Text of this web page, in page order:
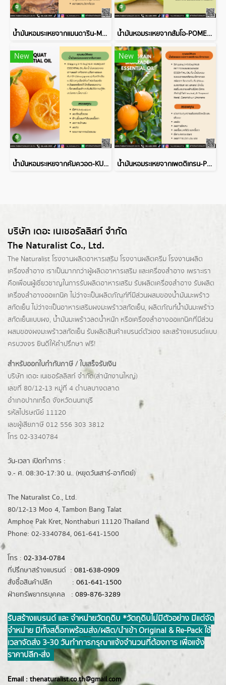
น้ำมันหอมระเหยจากแมนดาริน-MANDARIN ESSENTIAL OIL น้ำมันหอมระเหยจากส้มโอ-POMELO ESSENTIAL OIL
New
น้ำมันหอมระเหยจากคัมควอต-KUMQUAT ESSENTIAL OIL
New
น้ำมันหอมระเหยจากเพตติเกรน-PETITGRAINBIGARADE ESSENTIAL OIL
บริษัท เดอะ เนเชอรัลลิสท์ จำกัด
The Naturalist Co., Ltd.
The Naturalist โรงงานผลิตอาหารเสริม โรงงานผลิตครีม โรงงานผลิต
เครื่องสำอาง เราเป็นมากกว่าผู้ผลิตอาหารเสริม และเครื่องสำอาง เพราะเรา
คือเพื่อนผู้เชี่ยวชาญในการรับผลิตอาหารเสริม รับผลิตเครื่องสำอาง รับผลิต
เครื่องสำอางออแกนิค ไม่ว่าจะเป็นผลิตภัณฑ์ที่มีส่วนผสมของน้ำมันมะพร้าว
สกัดเย็น ไม่ว่าจะเป็นอาหารเสริมผงมะพร้าวสกัดเย็น, ผลิตภัณฑ์น้ำมันมะพร้าว
สกัดเย็นแบบผง, น้ำมันมะพร้าวลดน้ำหนัก หรือเครื่องสำอางออแกนิคที่มีส่วน
ผสมของผงมะพร้าวสกัดเย็น รับผลิตสินค้าแบรนด์ตัวเอง และสร้างแบรนด์แบบ
ครบวงจร ยินดีให้คำปรึกษา ฟรี!
สำหรับออกใบกำกับภาษี / ใบเสร็จรับเงิน
บริษัท เดอะ เนเชอรัลลิสท์ จำกัด(ส่านักงานใหญ่)
เลขที่ 80/12-13 หมู่ที่ 4 ตำบลบางตลาด
อำเภอปากเกร็ด จังหวัดนนทบุรี
รหัสไปรษณีย์ 11120
เลขผู้เสียภาษี 012 556 303 3812
โทร 02-3340784
วัน-เวลา เปิดทำการ :
จ.- ศ. 08:30-17:30 น.. (หยุดวันเสาร์-อาทิตย์)
The Naturalist Co., Ltd.
80/12-13 Moo 4, Tambon Bang Talat
Amphoe Pak Kret, Nonthaburi 11120 Thailand
Phone: 02-3340784, 061-641-1500
โทร : 02-334-0784
ที่ปรึกษาสร้างแบรนด์ : 081-638-0909
สั่งซื้อสินค้าปลีก : 061-641-1500
ฝ่ายทรัพยากรบุคคล : 089-876-3289
รับสร้างแบรนด์ และ จำหน่ายวัตถุดิบ *วัตถุดิบไม่มีตัวอย่าง มีแต่จัด
จำหน่าย มีทั้งสต็อกพร้อมส่ง/ผลิต/นำเข้า Original & Re-Pack ใช้
เวลาจัดส่ง 3-30 วันทำการ กรุณาแจ้งจำนวนที่ต้องการ เพื่อแจ้ง
ราคาปลีก-ส่ง
Email : thenaturalist.co.th@gmail.com